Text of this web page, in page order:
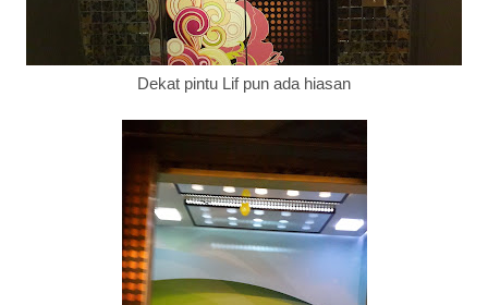
Dekat pintu Lif pun ada hiasan